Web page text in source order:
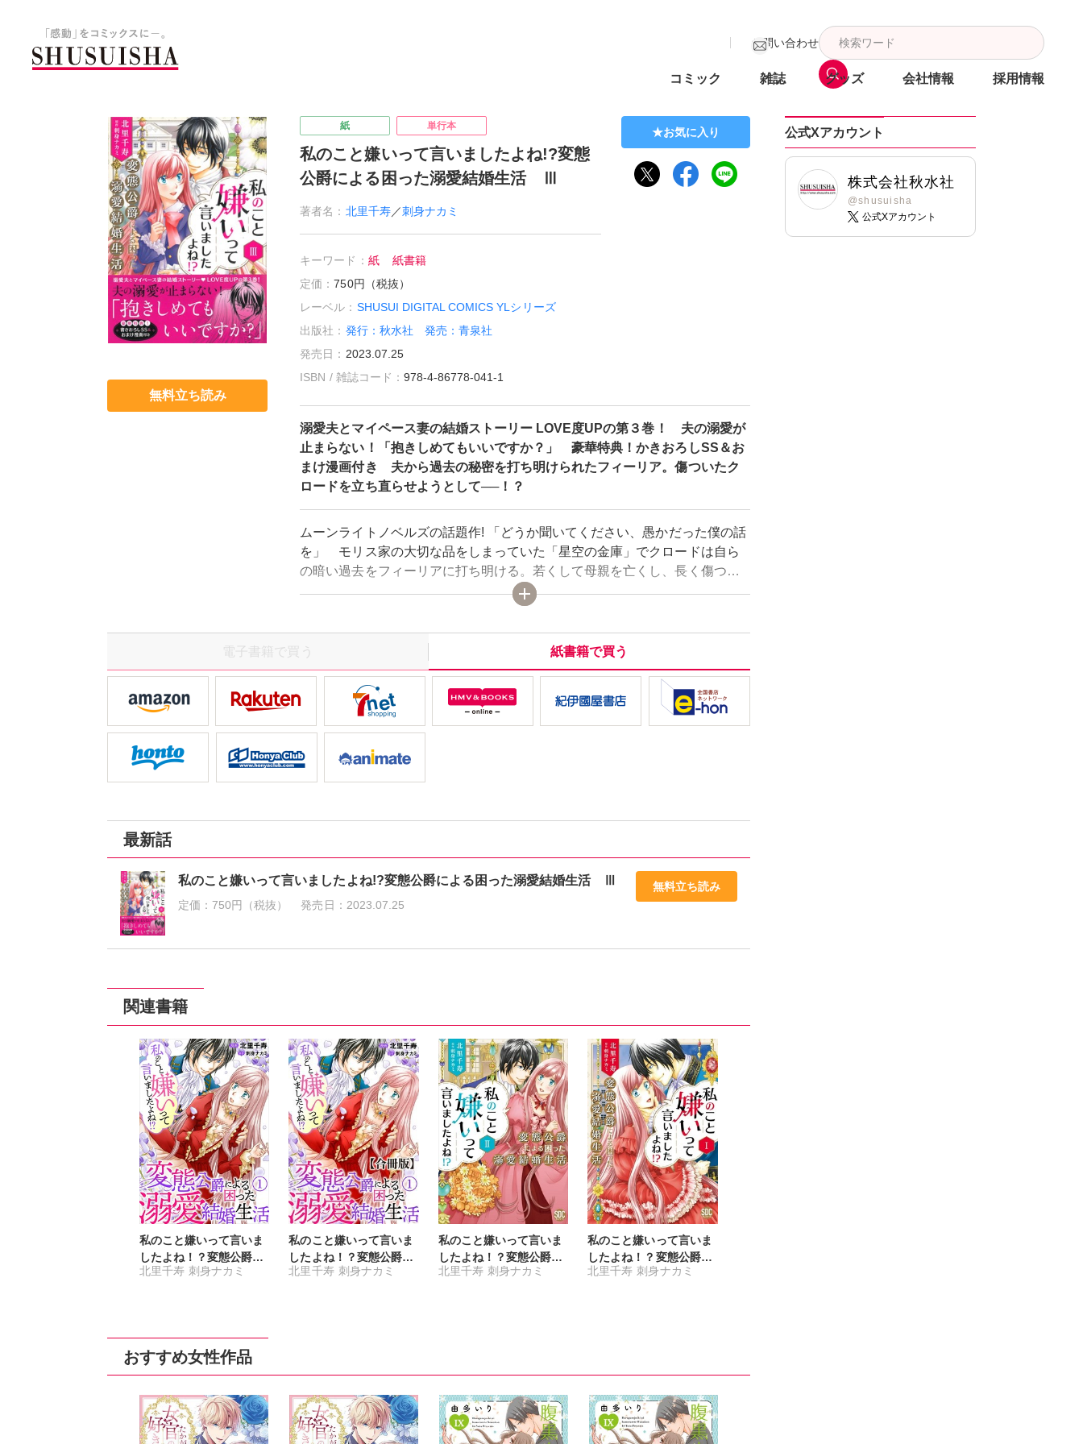
お問い合わせ
コミック 雑誌 グッズ 会社情報 採用情報
無料立ち読み
紙 単行本
私のこと嫌いって言いましたよね!?変態
公爵による困った溺愛結婚生活 Ⅲ
著者名： 北里千寿／刺身ナカミ
キーワード： 紙
紙書籍
定価：750円（税抜）
レーベル： SHUSUI DIGITAL COMICS YLシリーズ
出版社： 発行：秋水社 発売：青泉社
発売日： 2023.07.25
ISBN / 雑誌コード： 978-4-86778-041-1
お気に入り
溺愛夫とマイペース妻の結婚ストーリー LOVE度UPの第３巻！ 夫の溺愛が
止まらない！「抱きしめてもいいですか？」 豪華特典！かきおろしSS＆お
まけ漫画付き 夫から過去の秘密を打ち明けられたフィーリア。傷ついたク
ロードを立ち直らせようとして──！？
ムーンライトノベルズの話題作! 「どうか聞いてください、愚かだった僕の話
を」 モリス家の大切な品をしまっていた「星空の金庫」でクロードは自ら
の暗い過去をフィーリアに打ち明ける。若くして母親を亡くし、長く傷つい
たまま過ごしてきたクロードに同情するフィーリアは、ある提案をして──。
フィーリアに背中を押され、過去の出来事を克服しようとするクロード。そ
んどん加速していく夫とお一人さま時間が恋しい妻の波乱の結婚LOVEストー
リー！
電子書籍で買う 紙書籍で買う
最新話
私のこと嫌いって言いましたよね!?変態公爵による困った溺愛結婚生活 Ⅲ
定価：750円（税抜） 発売日： 2023.07.25
無料立ち読み
関連書籍
私のこと嫌いって言いま
したよね！？変態公爵に
よる困った溺愛結婚生活
北里千寿 刺身ナカミ
私のこと嫌いって言いま
したよね！？変態公爵に
よる困った溺愛結婚生
北里千寿 刺身ナカミ
私のこと嫌いって言いま
したよね！？変態公爵に
よる困った溺愛結婚生活
北里千寿 刺身ナカミ
私のこと嫌いって言いま
したよね！？変態公爵に
よる困った溺愛結婚生活
北里千寿 刺身ナカミ
おすすめ女性作品
公式Xアカウント
株式会社秋水社
@shusuisha
公式Xアカウント